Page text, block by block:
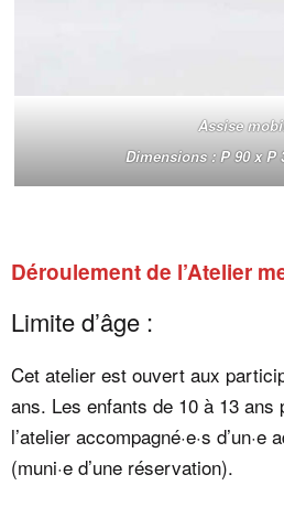
Assise
Dimensions : P 90 x P
Déroulement de l’Atelier
Limite d’âge :
Cet atelier est ouvert aux
ans. Les enfants de 10 à 13 ans
l’atelier accompagné·e·s d’un·e
(muni·e d’une réservation).